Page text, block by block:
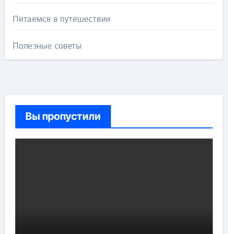
Питаемся в путешествии
Полезные советы
Вы пропустили